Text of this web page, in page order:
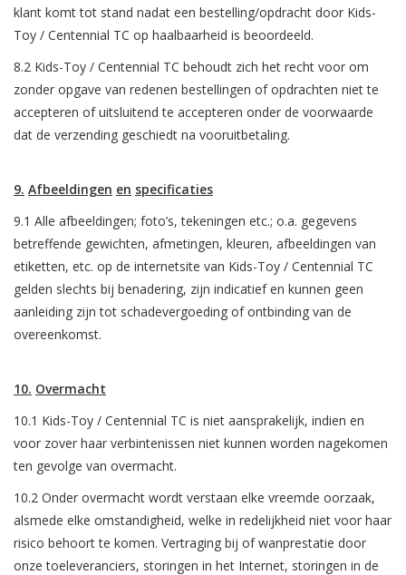
klant komt tot stand nadat een bestelling/opdracht door Kids-
Toy / Centennial TC op haalbaarheid is beoordeeld.
8.2 Kids-Toy / Centennial TC behoudt zich het recht voor om
zonder opgave van redenen bestellingen of opdrachten niet te
accepteren of uitsluitend te accepteren onder de voorwaarde
dat de verzending geschiedt na vooruitbetaling.
9. Afbeeldingen en specificaties
9.1 Alle afbeeldingen; foto’s, tekeningen etc.; o.a. gegevens
betreffende gewichten, afmetingen, kleuren, afbeeldingen van
etiketten, etc. op de internetsite van Kids-Toy / Centennial TC
gelden slechts bij benadering, zijn indicatief en kunnen geen
aanleiding zijn tot schadevergoeding of ontbinding van de
overeenkomst.
10. Overmacht
10.1 Kids-Toy / Centennial TC is niet aansprakelijk, indien en
voor zover haar verbintenissen niet kunnen worden nagekomen
ten gevolge van overmacht.
10.2 Onder overmacht wordt verstaan elke vreemde oorzaak,
alsmede elke omstandigheid, welke in redelijkheid niet voor haar
risico behoort te komen. Vertraging bij of wanprestatie door
onze toeleveranciers, storingen in het Internet, storingen in de